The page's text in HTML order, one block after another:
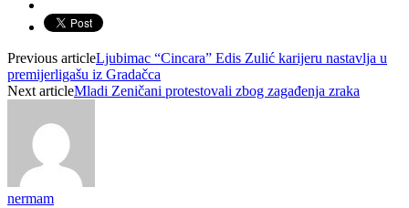
Previous articleLjubimac “Cincara” Edis Zulić karijeru nastavlja u
premijerligašu iz Gradačca
Next articleMladi Zeničani protestovali zbog zagađenja zraka
nermam